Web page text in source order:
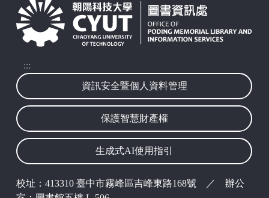
:::
資訊安全暨個人資料管理
保護智慧財產權
生成式AI使用指引
校址：413310 臺中市霧峰區吉峰東路168號 ／ 辦公